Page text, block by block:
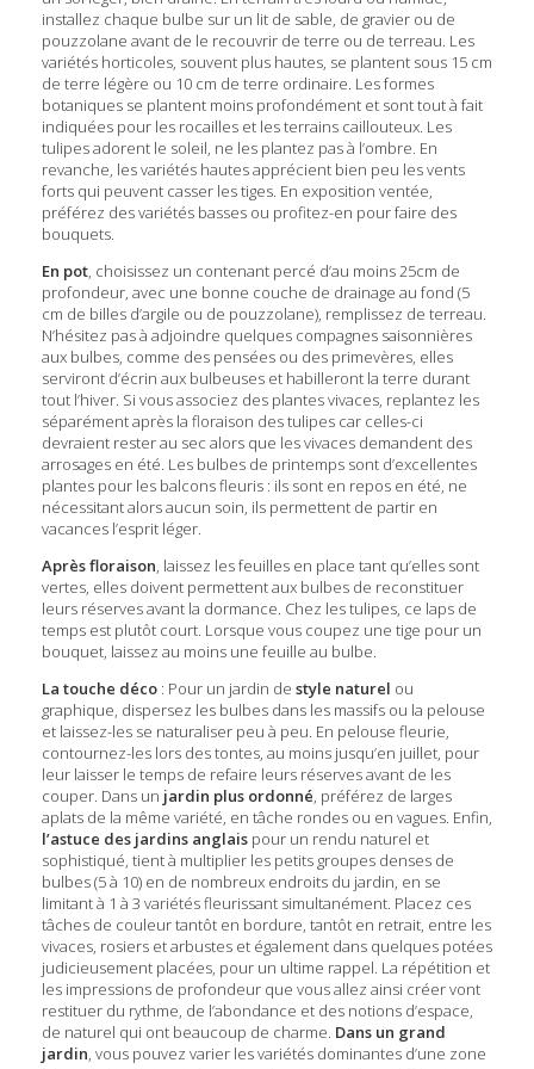
installez chaque bulbe sur un lit de sable, de gravier ou de
pouzzolane avant de le recouvrir de terre ou de terreau. Les
variétés horticoles, souvent plus hautes, se plantent sous 15 cm
de terre légère ou 10 cm de terre ordinaire. Les formes
botaniques se plantent moins profondément et sont tout à fait
indiquées pour les rocailles et les terrains caillouteux. Les
tulipes adorent le soleil, ne les plantez pas à l’ombre. En
revanche, les variétés hautes apprécient bien peu les vents
forts qui peuvent casser les tiges. En exposition ventée,
préférez des variétés basses ou profitez-en pour faire des
bouquets.
En pot, choisissez un contenant percé d’au moins 25cm de
profondeur, avec une bonne couche de drainage au fond (5
cm de billes d’argile ou de pouzzolane), remplissez de terreau.
N’hésitez pas à adjoindre quelques compagnes saisonnières
aux bulbes, comme des pensées ou des primevères, elles
serviront d’écrin aux bulbeuses et habilleront la terre durant
tout l’hiver. Si vous associez des plantes vivaces, replantez les
séparément après la floraison des tulipes car celles-ci
devraient rester au sec alors que les vivaces demandent des
arrosages en été. Les bulbes de printemps sont d’excellentes
plantes pour les balcons fleuris : ils sont en repos en été, ne
nécessitant alors aucun soin, ils permettent de partir en
vacances l’esprit léger.
Après floraison, laissez les feuilles en place tant qu’elles sont
vertes, elles doivent permettent aux bulbes de reconstituer
leurs réserves avant la dormance. Chez les tulipes, ce laps de
temps est plutôt court. Lorsque vous coupez une tige pour un
bouquet, laissez au moins une feuille au bulbe.
La touche déco : Pour un jardin de style naturel ou
graphique, dispersez les bulbes dans les massifs ou la pelouse
et laissez-les se naturaliser peu à peu. En pelouse fleurie,
contournez-les lors des tontes, au moins jusqu’en juillet, pour
leur laisser le temps de refaire leurs réserves avant de les
couper. Dans un jardin plus ordonné, préférez de larges
aplats de la même variété, en tâche rondes ou en vagues. Enfin,
l’astuce des jardins anglais pour un rendu naturel et
sophistiqué, tient à multiplier les petits groupes denses de
bulbes (5 à 10) en de nombreux endroits du jardin, en se
limitant à 1 à 3 variétés fleurissant simultanément. Placez ces
tâches de couleur tantôt en bordure, tantôt en retrait, entre les
vivaces, rosiers et arbustes et également dans quelques potées
judicieusement placées, pour un ultime rappel. La répétition et
les impressions de profondeur que vous allez ainsi créer vont
restituer du rythme, de l’abondance et des notions d’espace,
de naturel qui ont beaucoup de charme. Dans un grand
jardin, vous pouvez varier les variétés dominantes d’une zone